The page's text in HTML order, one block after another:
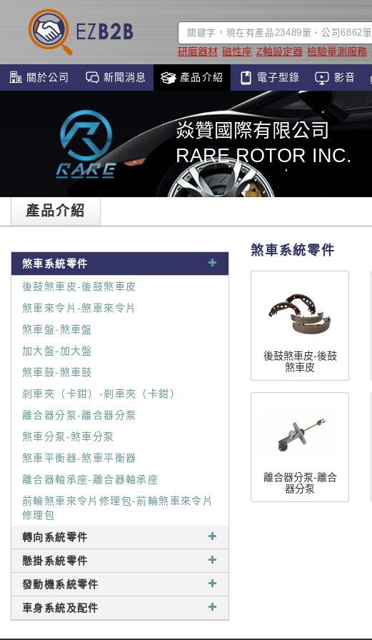
研磨器材 磁性座 Z軸設定器 檢驗量測服務
關於公司 新聞消息 產品介紹 電子型錄 影音
焱贊國際有限公司
RARE ROTOR INC.
產品介紹
煞車系統零件
後鼓煞車皮-後鼓煞車皮
煞車來令片-煞車來令片
煞車盤-煞車盤
加大盤-加大盤
煞車鼓-煞車鼓
剎車夾（卡鉗）-剎車夾（卡鉗）
離合器分泵-離合器分泵
煞車分泵-煞車分泵
煞車平衡器-煞車平衡器
離合器軸承座-離合器軸承座
前輪煞車來令片修理包-前輪煞車來令片
修理包
轉向系統零件
懸掛系統零件
發動機系統零件
車身系統及配件
煞車系統零件
後鼓煞車皮-後鼓
煞車皮
離合器分泵-離合
器分泵